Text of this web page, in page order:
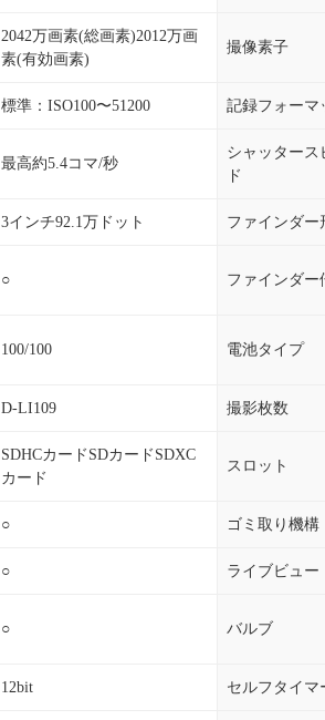
2042万画素(総画素)2012万画
素(有効画素)
撮像素子
標準：ISO100〜51200 記録フォーマ
最高約5.4コマ/秒
シャッタース
ド
3インチ92.1万ドット ファインダー
○ ファインダー
100/100 電池タイプ
D-LI109 撮影枚数
SDHCカードSDカードSDXC
カード
スロット
○ ゴミ取り機構
○ ライブビュー
○ バルブ
12bit セルフタイマ